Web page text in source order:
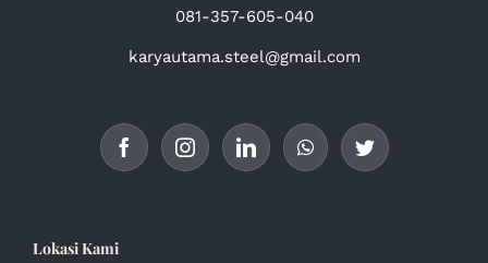
081-357-605-040
karyautama.steel@gmail.com
Lokasi Kami